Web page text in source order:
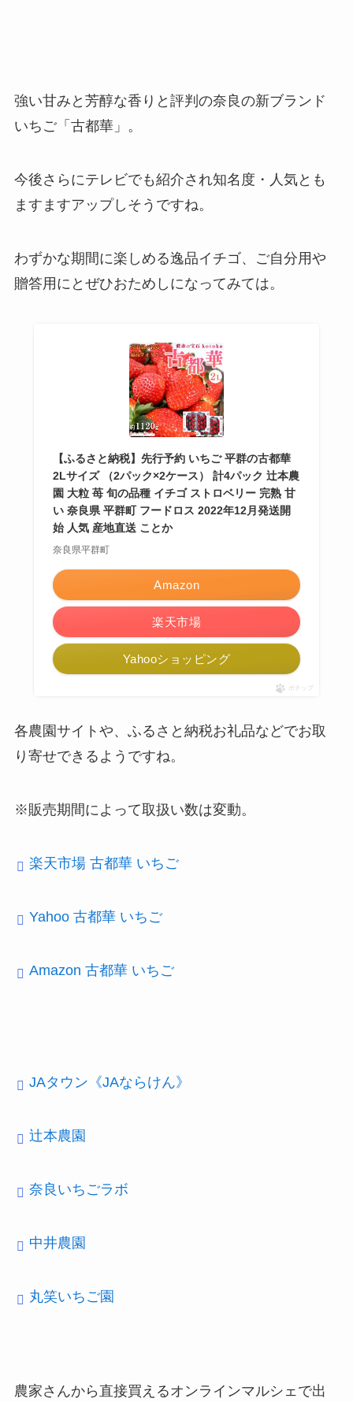
強い甘みと芳醇な香りと評判の奈良の新ブランド
いちご「古都華」。
今後さらにテレビでも紹介され知名度・人気とも
ますますアップしそうですね。
わずかな期間に楽しめる逸品イチゴ、ご自分用や
贈答用にとぜひおためしになってみては。
【ふるさと納税】先行予約 いちご 平群の古都華
2Lサイズ （2パック×2ケース） 計4パック 辻本農
園 大粒 苺 旬の品種 イチゴ ストロベリー 完熟 甘
い 奈良県 平群町 フードロス 2022年12月発送開
始 人気 産地直送 ことか
奈良県平群町
Amazon
楽天市場
Yahooショッピング
ポチップ
各農園サイトや、ふるさと納税お礼品などでお取
り寄せできるようですね。
※販売期間によって取扱い数は変動。
楽天市場 古都華 いちご
Yahoo 古都華 いちご
Amazon 古都華 いちご
JAタウン《JAならけん》
辻本農園
奈良いちごラボ
中井農園
丸笑いちご園
農家さんから直接買えるオンラインマルシェで出